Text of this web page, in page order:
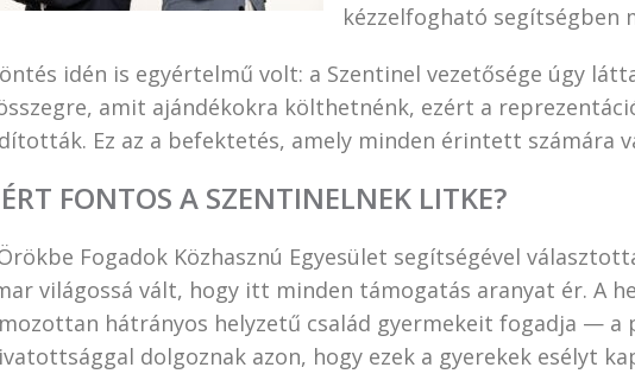
kézzelfogható segítségben
idén is egyértelmű volt: a Szentinel vezetősége úgy
amit ajándékokra költhetnénk, ezért a
Ez az a befektetés, amely minden érintett számára
FONTOS A SZENTINELNEK LITKE?
Fogadok Közhasznú Egyesület segítségével
világossá vált, hogy itt minden támogatás aranyat ér. A
hátrányos helyzetű család gyermekeit fogadja — a
dolgoznak azon, hogy ezek a gyerekek esélyt